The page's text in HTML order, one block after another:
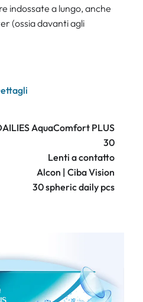
indossate a lungo, anche
(ossia davanti agli
AquaComfort PLUS
30
Lenti a contatto
Alcon | Ciba Vision
30 spheric daily pcs